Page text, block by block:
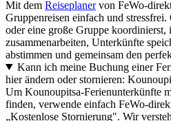
Mit dem Reiseplanervon FeWo-
Gruppenreisen einfach und
oder eine große Gruppe
zusammenarbeiten, Unterkünfte
abstimmen und gemeinsam den
Kann ich meine Buchung einer
hier ändern oder stornieren:
Um Kounoupitsa-Ferienunterkünfte
finden, verwende einfach FeWo-
„Kostenlose Stornierung". Wir